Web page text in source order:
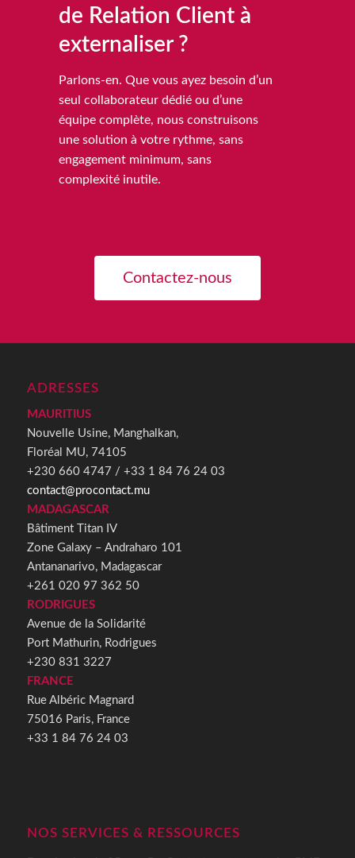
de Relation Client à
externaliser ?
Parlons-en. Que vous ayez besoin d’un
seul collaborateur dédié ou d’une
équipe complète, nous construisons
une solution à votre rythme, sans
engagement minimum, sans
complexité inutile.
Contactez-nous
ADRESSES
MAURITIUS
Nouvelle Usine, Manghalkan,
Floréal MU, 74105
+230 660 4747 / +33 1 84 76 24 03
contact@procontact.mu
MADAGASCAR
Bâtiment Titan IV
Zone Galaxy – Andraharo 101
Antananarivo, Madagascar
+261 020 97 362 50
RODRIGUES
Avenue de la Solidarité
Port Mathurin, Rodrigues
+230 831 3227
FRANCE
Rue Albéric Magnard
75016 Paris, France
+33 1 84 76 24 03
NOS SERVICES & RESSOURCES